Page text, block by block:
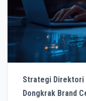
Strategi Direktori
Dongkrak Brand